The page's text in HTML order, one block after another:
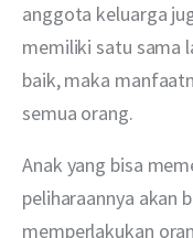
anggota keluarga
memiliki satu sama
baik, maka
semua orang.
Anak yang bisa
peliharaannya akan
memperlakukan